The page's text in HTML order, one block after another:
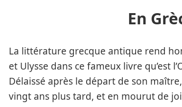
En
La littérature grecque antique rend
et Ulysse dans ce fameux livre qu’est
Délaissé après le départ de son
vingt ans plus tard, et en mourut de